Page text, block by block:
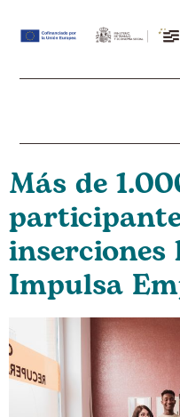
Más de
inserciones
Impulsa